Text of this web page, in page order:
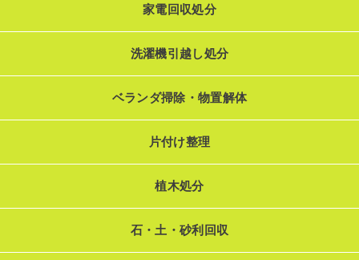
家電回収処分
洗濯機引越し処分
ベランダ掃除・物置解体
片付け整理
植木処分
石・土・砂利回収